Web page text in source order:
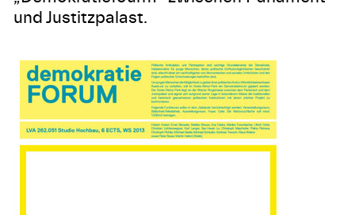
und Justitzpalast.